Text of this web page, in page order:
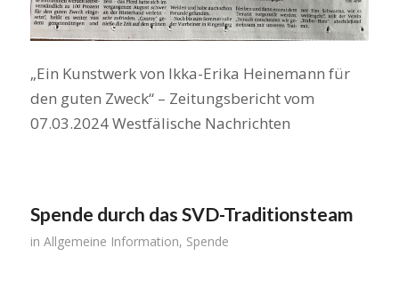
„Ein Kunstwerk von Ikka-Erika Heinemann für
den guten Zweck“ – Zeitungsbericht vom
07.03.2024 Westfälische Nachrichten
Spende durch das SVD-Traditionsteam
in Allgemeine Information, Spende